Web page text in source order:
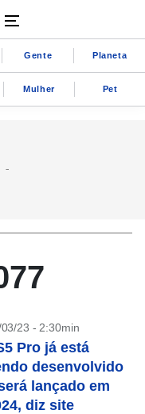
Gente Planeta
Mulher Pet
23 - 2:30min
Pro já está
desenvolvido
lançado em
diz site